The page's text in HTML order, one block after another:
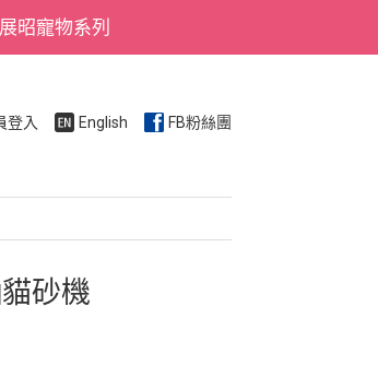
展昭寵物系列
登入 English FB粉絲團
砂機